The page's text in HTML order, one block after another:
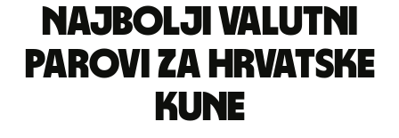
Najbolji valutni
parovi za hrvatske
kune